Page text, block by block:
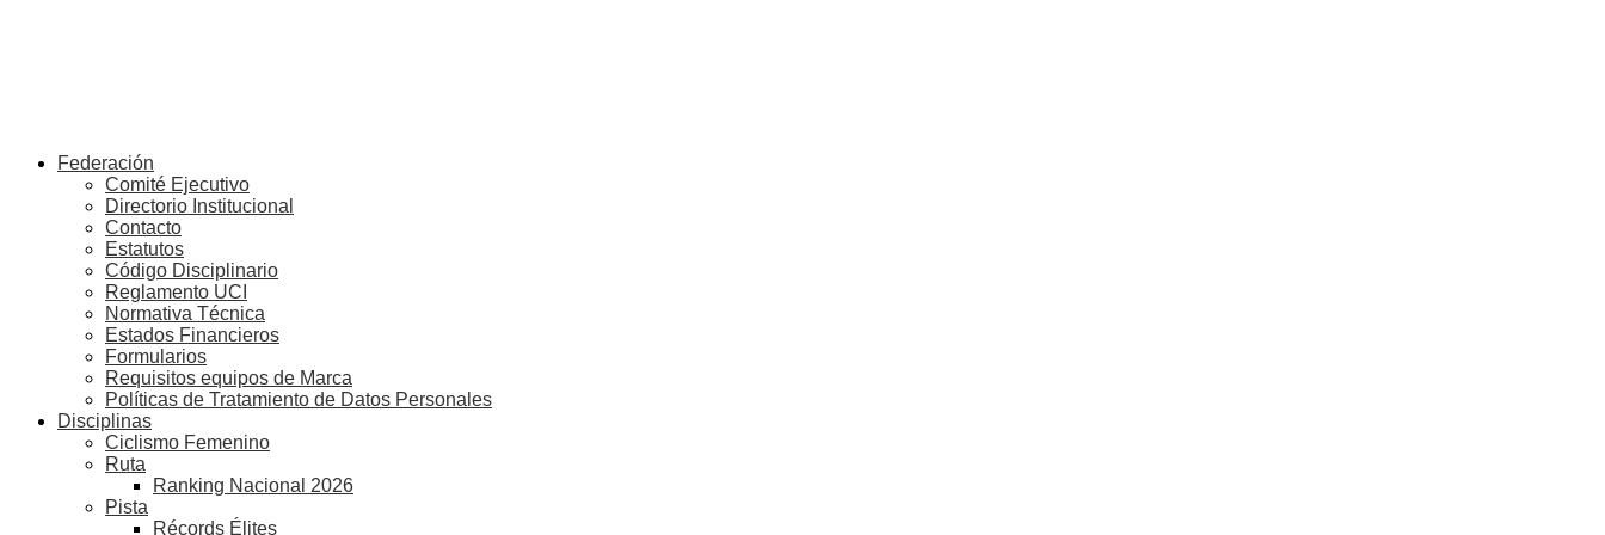
Federación
Comité Ejecutivo
Directorio Institucional
Contacto
Estatutos
Código Disciplinario
Reglamento UCI
Normativa Técnica
Estados Financieros
Formularios
Requisitos equipos de Marca
Políticas de Tratamiento de Datos Personales
Disciplinas
Ciclismo Femenino
Ruta
Ranking Nacional 2026
Pista
Récords Élites